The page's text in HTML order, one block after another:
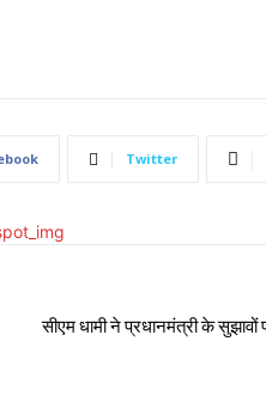
Twitter
सीएम धामी ने प्रधानमंत्री के